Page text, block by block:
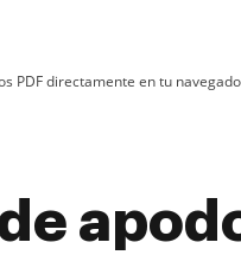
PDF directamente en tu